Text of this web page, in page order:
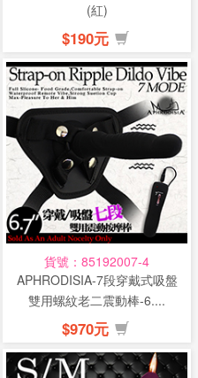
(紅)
$190元
貨號：85192007-4
APHRODISIA-7段穿戴式吸盤
雙用螺紋老二震動棒-6....
$970元